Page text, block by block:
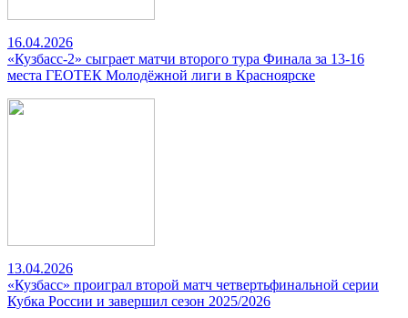
16.04.2026
«Кузбасс-2» сыграет матчи второго тура Финала за 13-16
места ГЕОТЕК Молодёжной лиги в Красноярске
13.04.2026
«Кузбасс» проиграл второй матч четвертьфинальной серии
Кубка России и завершил сезон 2025/2026